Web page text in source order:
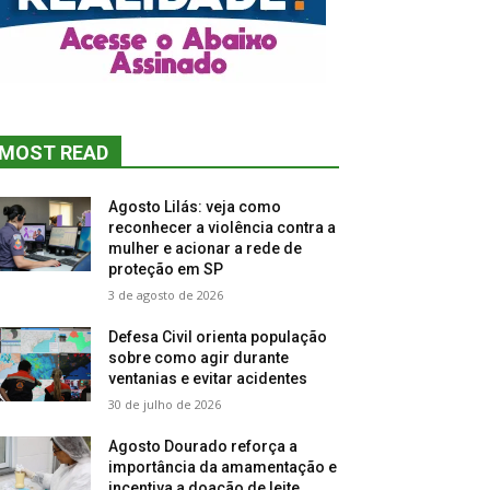
READ
Agosto Lilás: veja como
reconhecer a violência contra a
mulher e acionar a rede de
proteção em SP
3 de agosto de 2026
Defesa Civil orienta população
sobre como agir durante
ventanias e evitar acidentes
30 de julho de 2026
Agosto Dourado reforça a
importância da amamentação e